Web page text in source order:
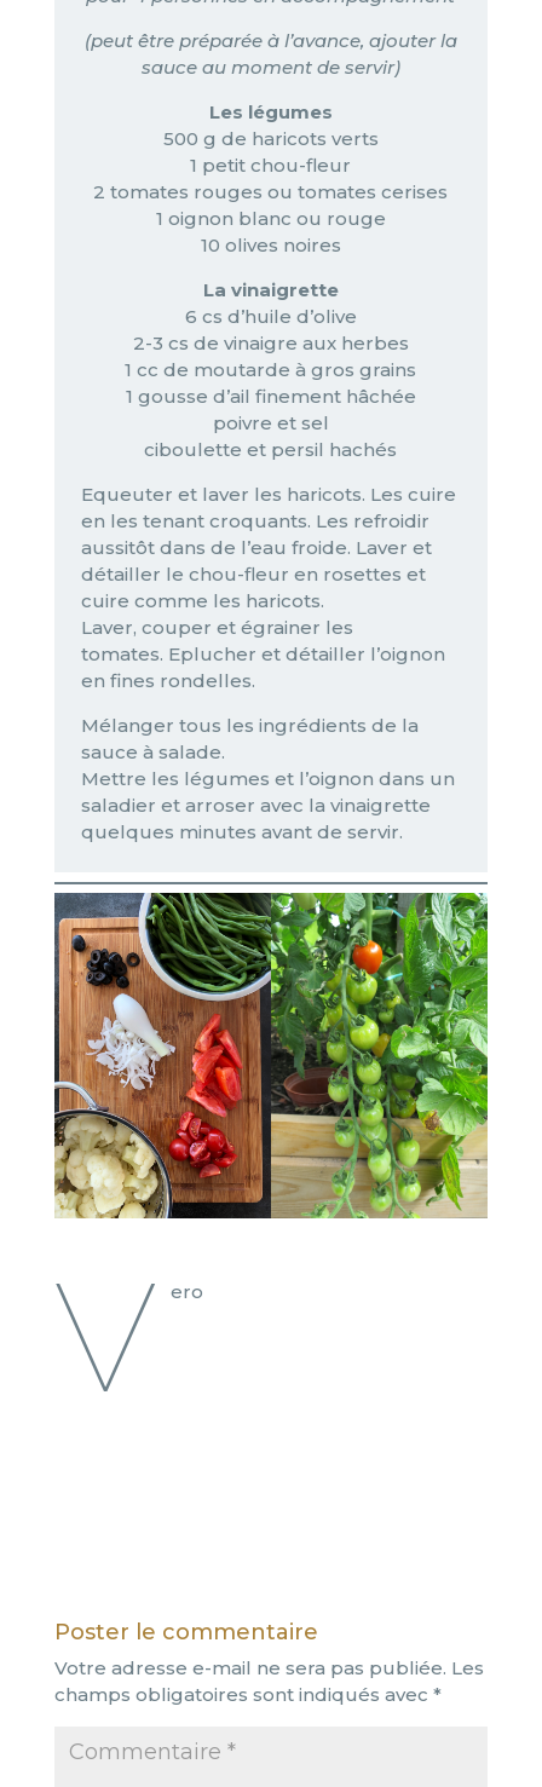
(peut être préparée à l’avance, ajouter la
sauce au moment de servir)
Les légumes
500 g de haricots verts
1 petit chou-fleur
2 tomates rouges ou tomates cerises
1 oignon blanc ou rouge
10 olives noires
La vinaigrette
6 cs d’huile d’olive
2-3 cs de vinaigre aux herbes
1 cc de moutarde à gros grains
1 gousse d’ail finement hâchée
poivre et sel
ciboulette et persil hachés
Equeuter et laver les haricots. Les cuire
en les tenant croquants. Les refroidir
aussitôt dans de l’eau froide. Laver et
détailler le chou-fleur en rosettes et
cuire comme les haricots.
Laver, couper et égrainer les
tomates. Eplucher et détailler l’oignon
en fines rondelles.
Mélanger tous les ingrédients de la
sauce à salade.
Mettre les légumes et l’oignon dans un
saladier et arroser avec la vinaigrette
quelques minutes avant de servir.
V ero
Poster le commentaire
Votre adresse e-mail ne sera pas publiée. Les
champs obligatoires sont indiqués avec *